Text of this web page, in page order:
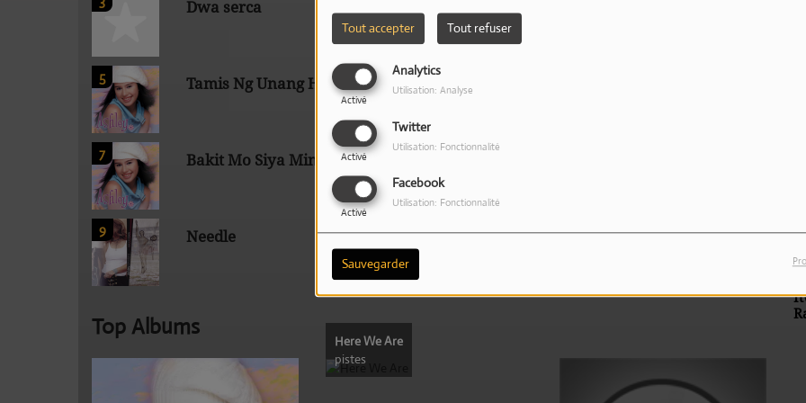
Tout accepter Tout refuser
Analytics
Activé
Utilisation: Analyse
Twitter
Activé
Utilisation: Fonctionnalité
Facebook
Activé
Utilisation: Fonctionnalité
Sauvegarder
Dwa serca
5 Tamis Ng Unang Halik
7 Bakit Mo Siya Minahal 8
9 Needle 10 KARMA (feat. Jin Dogg)
Top Albums
Here We Are
pistes
Emission Dj Gil's